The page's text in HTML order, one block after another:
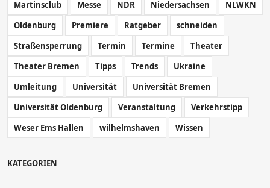
Martinsclub
Messe NDR Niedersachsen
NLWKN
Oldenburg
Premiere Ratgeber
schneiden
Straßensperrung
Termin Termine
Theater
Theater Bremen
Tipps Trends
Ukraine
Umleitung
Universität
Universität Bremen
Universität Oldenburg
Veranstaltung
Verkehrstipp
Weser Ems Hallen
wilhelmshaven Wissen
KATEGORIEN